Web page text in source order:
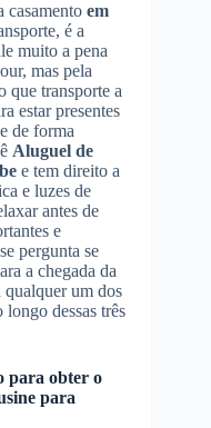
casamento em
é a
muito a pena
mas pela
que transporte a
estar presentes
de forma
Aluguel de
e tem direito a
e luzes de
antes de
e
pergunta se
a chegada da
qualquer um dos
longo dessas três
para obter o
para